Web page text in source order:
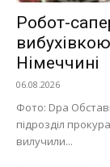
Робот-
Німеччині
06.08.2026
Фото: Dpa
підрозділ
вилучили...